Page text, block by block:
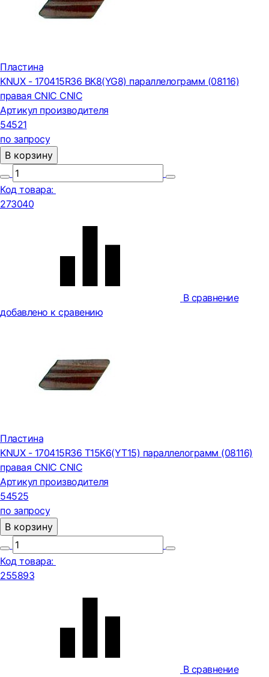
Пластина
KNUX - 170415R36 ВК8(YG8) параллелограмм (08116)
правая CNIC CNIC
Артикул производителя
54521
по запросу
В корзину
Код товара:
273040
В сравнение
добавлено к сравению
Пластина
KNUX - 170415R36 Т15К6(YT15) параллелограмм (08116)
правая CNIC CNIC
Артикул производителя
54525
по запросу
В корзину
Код товара:
255893
В сравнение